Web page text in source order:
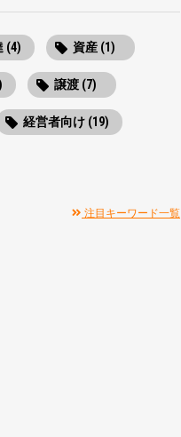
(4) 資産 (1)
譲渡 (7)
経営者向け (19)
注目キーワード一覧